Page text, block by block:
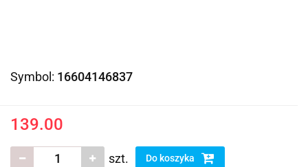
Symbol: 16604146837
139.00
szt. Do koszyka